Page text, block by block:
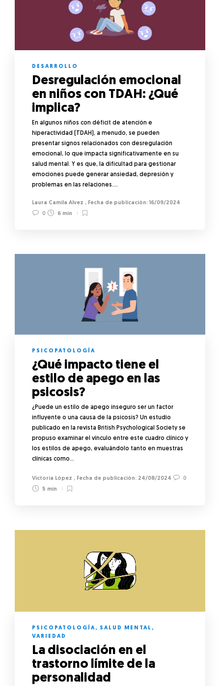
DESARROLLO
Desregulación emocional
en niños con TDAH: ¿Qué
implica?
En algunos niños con déficit de atención e
hiperactividad (TDAH), a menudo, se pueden
presentar signos relacionados con desregulación
emocional, lo que impacta significativamente en su
salud mental. Y es que, la dificultad para gestionar
emociones puede generar ansiedad, depresión y
problemas en las relaciones….
Laura Camila Alvez ,
16/09/2024
0
6 min
PSICOPATOLOGÍA
¿Qué impacto tiene el
estilo de apego en las
psicosis?
¿Puede un estilo de apego inseguro ser un factor
influyente o una causa de la psicosis? Un estudio
publicado en la revista British Psychological Society se
propuso examinar el vínculo entre este cuadro clínico y
los estilos de apego, evaluándolo tanto en muestras
clínicas como…
Victoria López , 24/08/2024
0
5 min
PSICOPATOLOGÍA, SALUD MENTAL ,
VARIEDAD
La disociación en el
trastorno límite de la
personalidad